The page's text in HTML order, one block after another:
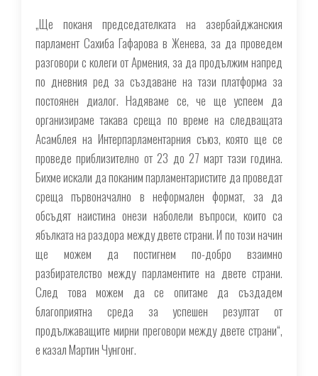
„Ще поканя председателката на азербайджанския
парламент Сахиба Гафарова в Женева, за да проведем
разговори с колеги от Армения, за да продължим напред
по дневния ред за създаване на тази платформа за
постоянен диалог. Надяваме се, че ще успеем да
организираме такава среща по време на следващата
Асамблея на Интерпарламентарния съюз, която ще се
проведе приблизително от 23 до 27 март тази година.
Бихме искали да поканим парламентаристите да проведат
среща първоначално в неформален формат, за да
обсъдят наистина онези наболели въпроси, които са
ябълката на раздора между двете страни. И по този начин
ще можем да постигнем по-добро взаимно
разбирателство между парламентите на двете страни.
След това можем да се опитаме да създадем
благоприятна среда за успешен резултат от
продължаващите мирни преговори между двете страни“,
е казал Мартин Чунгонг.